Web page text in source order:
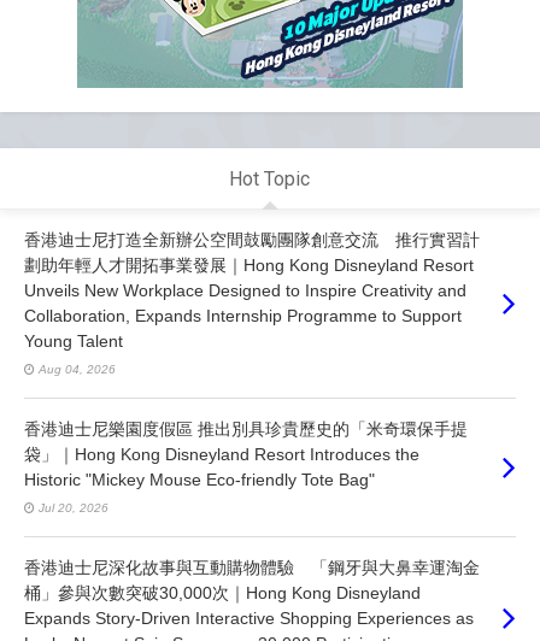
Hot Topic
香港迪士尼打造全新辦公空間鼓勵團隊創意交流 推行實習計
劃助年輕人才開拓事業發展｜Hong Kong Disneyland Resort
Unveils New Workplace Designed to Inspire Creativity and
Collaboration, Expands Internship Programme to Support
Young Talent
Aug 04, 2026
香港迪士尼樂園度假區 推出別具珍貴歷史的「米奇環保手提
袋」｜Hong Kong Disneyland Resort Introduces the
Historic "Mickey Mouse Eco-friendly Tote Bag"
Jul 20, 2026
香港迪士尼深化故事與互動購物體驗 「鋼牙與大鼻幸運淘金
桶」參與次數突破30,000次｜Hong Kong Disneyland
Expands Story-Driven Interactive Shopping Experiences as